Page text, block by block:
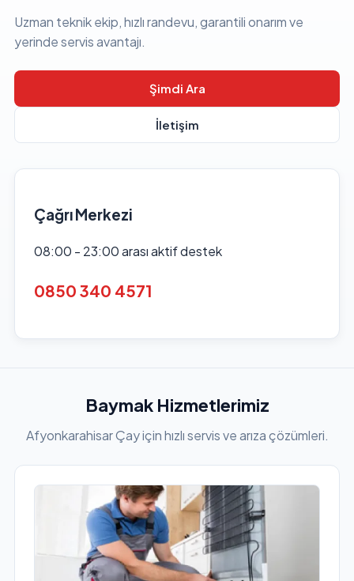
Uzman teknik ekip, hızlı randevu, garantili onarım ve
yerinde servis avantajı.
Şimdi Ara
İletişim
Çağrı Merkezi
08:00 - 23:00 arası aktif destek
0850 340 4571
Baymak Hizmetlerimiz
Afyonkarahisar Çay için hızlı servis ve arıza çözümleri.